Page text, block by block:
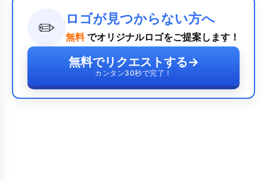
✏️ ロゴが見つからない方へ
無料 でオリジナルロゴをご提案します！
無料でリクエストする→
カンタン30秒で完了！